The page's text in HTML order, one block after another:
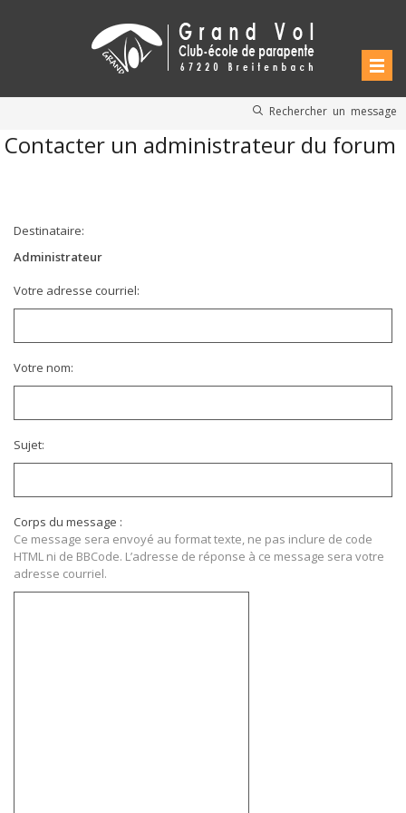
Rechercher un message
Contacter un administrateur du forum
Destinataire:
Administrateur
Votre adresse courriel:
Votre nom:
Sujet:
Corps du message :
Ce message sera envoyé au format texte, ne pas inclure de code
HTML ni de BBCode. L’adresse de réponse à ce message sera votre
adresse courriel.